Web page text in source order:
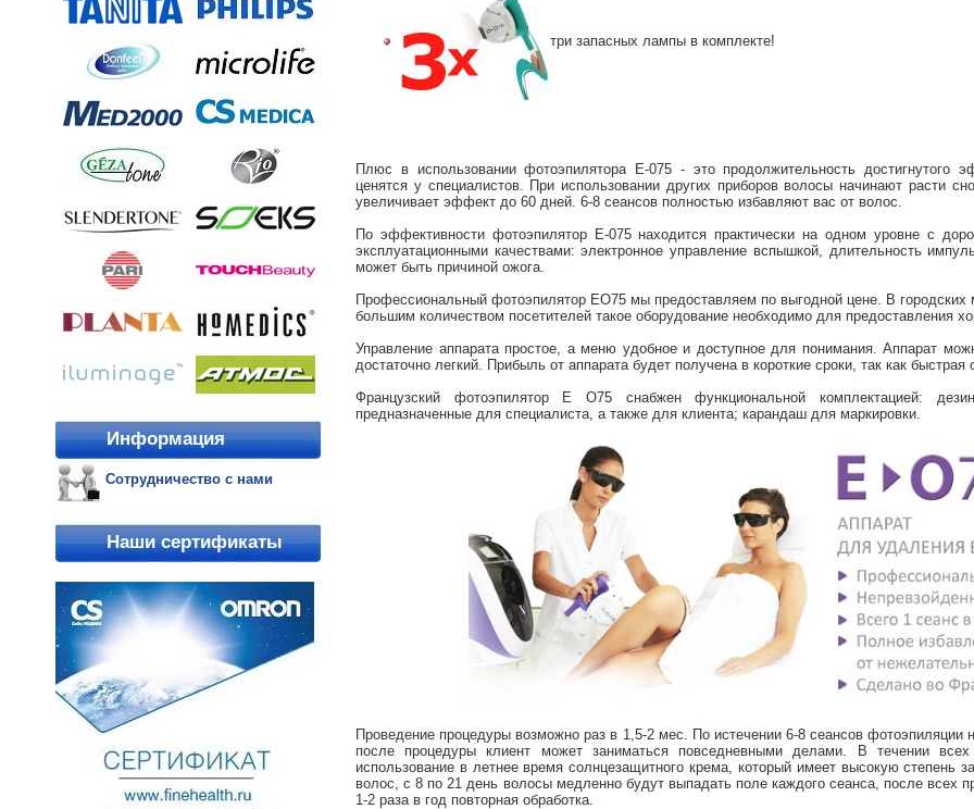
Информация
Сотрудничество с нами
Наши сертификаты
три запасных лампы в комплекте!
Плюс в использовании фотоэпилятора Е-075 - это продолжительность достигнутого
ценятся у специалистов. При использовании других приборов волосы начинают расти
увеличивает эффект до 60 дней. 6-8 сеансов полностью избавляют вас от волос.
По эффективности фотоэпилятор Е-075 находится практически на одном уровне с
эксплуатационными качествами: электронное управление вспышкой, длительность
может быть причиной ожога.
Профессиональный фотоэпилятор EO75 мы предоставляем по выгодной цене. В городских
большим количеством посетителей такое оборудование необходимо для предоставления
Управление аппарата простое, а меню удобное и доступное для понимания. Аппарат
достаточно легкий. Прибыль от аппарата будет получена в короткие сроки, так как
Французский фотоэпилятор E O75 снабжен функциональной комплектацией:
предназначенные для специалиста, а также для клиента; карандаш для маркировки.
Проведение процедуры возможно раз в 1,5-2 мес. По истечении 6-8 сеансов
после процедуры клиент может заниматься повседневными делами. В течении
использование в летнее время солнцезащитного крема, который имеет высокую степень
волос, с 8 по 21 день волосы медленно будут выпадать поле каждого сеанса, после всех
1-2 раза в год повторная обработка.